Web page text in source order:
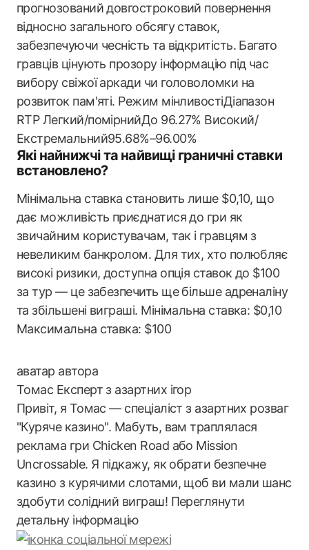
прогнозований довгостроковий повернення
відносно загального обсягу ставок,
забезпечуючи чесність та відкритість. Багато
гравців цінують прозору інформацію під час
вибору свіжої аркади чи головоломки на
розвиток пам'яті. Режим мінливостіДіапазон
RTP Легкий/помірнийДо 96.27% Високий/
Екстремальний95.68%–96.00%
Які найнижчі та найвищі граничні ставки
встановлено?
Мінімальна ставка становить лише $0,10, що
дає можливість приєднатися до гри як
звичайним користувачам, так і гравцям з
невеликим банкролом. Для тих, хто полюбляє
високі ризики, доступна опція ставок до $100
за тур — це забезпечить ще більше адреналіну
та збільшені виграші. Мінімальна ставка: $0,10
Максимальна ставка: $100
Томас Експерт з азартних ігор
Привіт, я Томас — спеціаліст з азартних розваг
"Куряче казино". Мабуть, вам траплялася
реклама гри Chicken Road або Mission
Uncrossable. Я підкажу, як обрати безпечне
казино з курячими слотами, щоб ви мали шанс
здобути солідний виграш! Переглянути
детальну інформацію